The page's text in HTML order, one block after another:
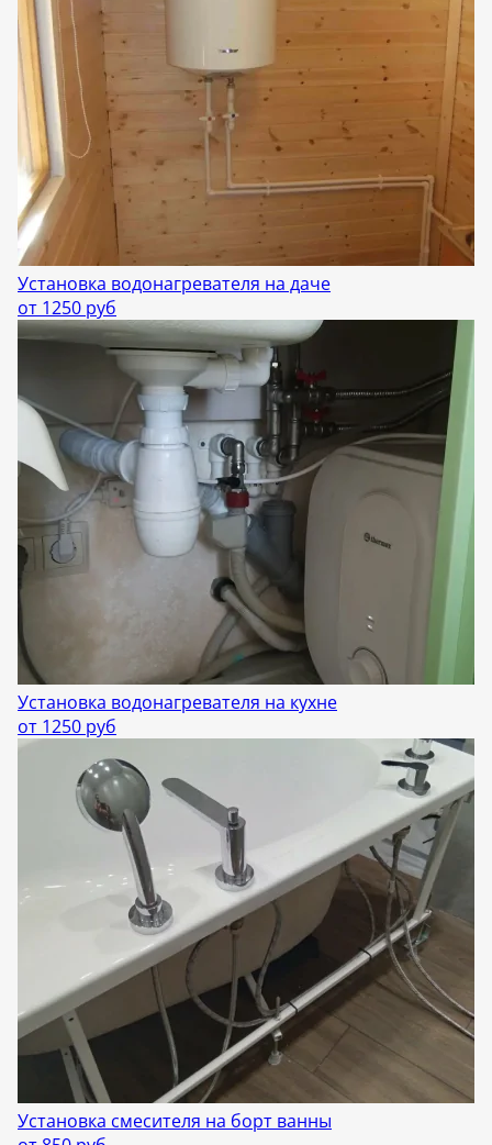
Установка водонагревателя на даче
от 1250 руб
Установка водонагревателя на кухне
от 1250 руб
Установка смесителя на борт ванны